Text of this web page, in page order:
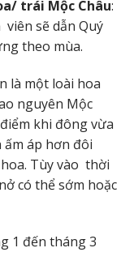
trái Mộc Châu:
sẽ dẫn Quý
theo mùa.
là một loài hoa
nguyên Mộc
khi đông vừa
áp hơn đôi
Tùy vào thời
có thể sớm hoặc
1 đến tháng 3